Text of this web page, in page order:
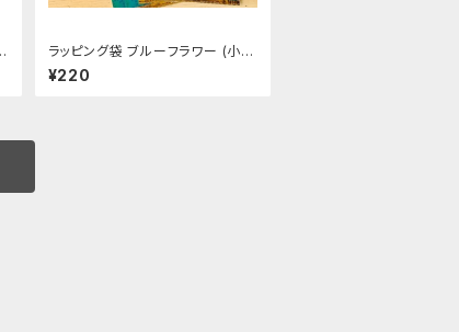
ラッピング袋 ブルーフラワー (小)４
枚入り
¥220